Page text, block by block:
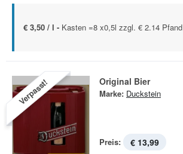
€ 3,50 / l - Kasten =8 x0,5l zzgl. € 2.14 Pfand
Verpasst! Original Bier
Marke: Duckstein
Preis: € 13,99